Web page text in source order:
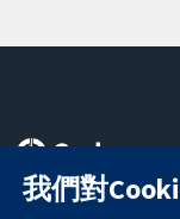
可信任實證
我們對